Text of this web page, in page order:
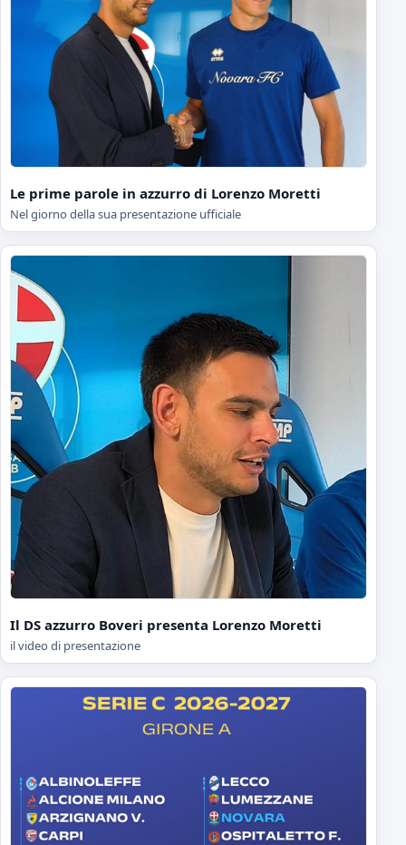
Le prime parole in azzurro di Lorenzo Moretti
Nel giorno della sua presentazione ufficiale
Il DS azzurro Boveri presenta Lorenzo Moretti
il video di presentazione